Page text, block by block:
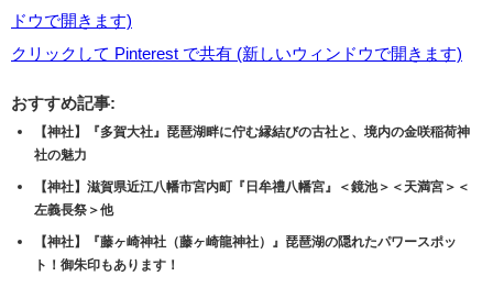
【神社】『鶴岡八幡宮』歴史
と美を纏う鎌倉の守護神社、
境内の魅力も合わせてご紹介
します！
【神社】神奈川県鎌倉市『佐
世稲荷＞＜鎌倉の隠れ里＞